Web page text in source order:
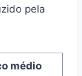
pela
médio